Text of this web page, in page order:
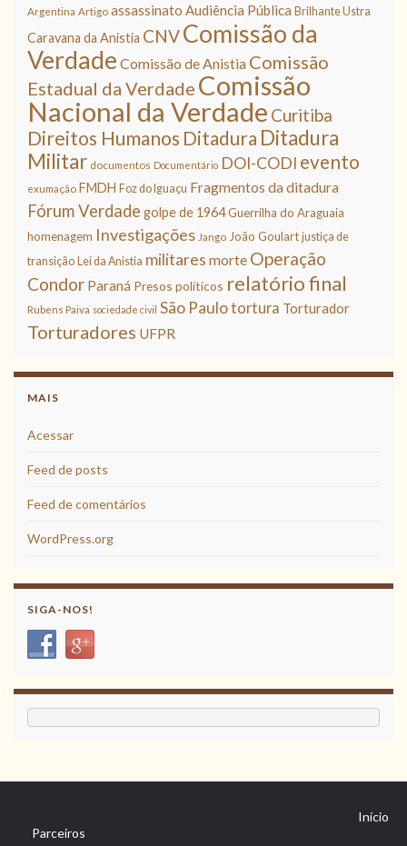
Argentina Artigo assassinato Audiência Pública Brilhante Ustra
Caravana da Anistia CNVComissão da
Verdade Comissão de Anistia Comissão
Estadual da Verdade Comissão
Nacional da Verdade Curitiba
Direitos Humanos Ditadura Ditadura
Militar documentos Documentário DOI-CODI evento
exumação FMDH Foz do Iguaçu Fragmentos da ditadura
Fórum Verdade golpe de 1964Guerrilha do Araguaia
homenagem Investigações Jango João Goulart justiça de
transição Lei da Anistia militares morte Operação
Condor Paraná Presos políticos relatório final
Rubens Paiva sociedade civil São Paulotortura Torturador
Torturadores UFPR
MAIS
Acessar
Feed de posts
Feed de comentários
WordPress.org
SIGA-NOS!
Início
Parceiros